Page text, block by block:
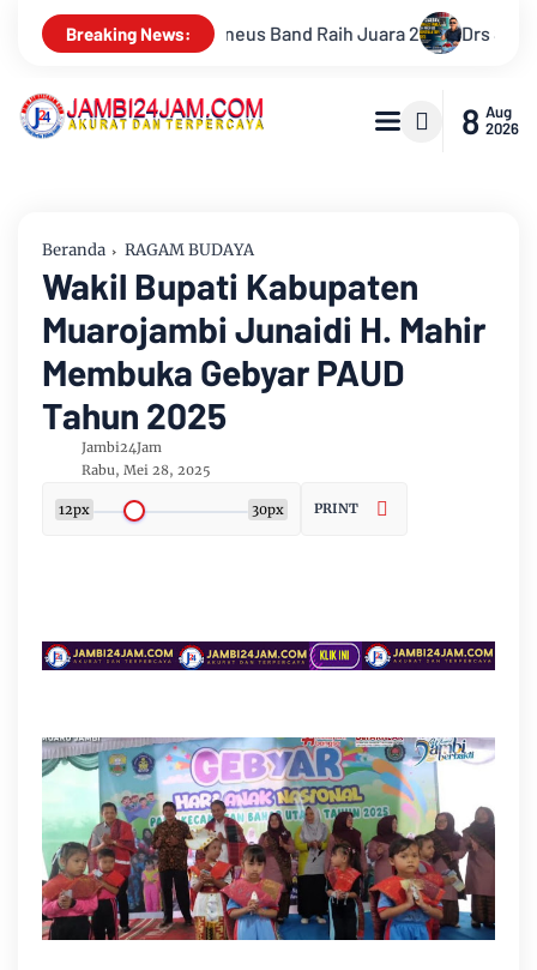
Breaking News:
Siagian, Dari Jurnalis Handal Beralih Profesi Jadi
8 Aug
2026
Beranda RAGAM BUDAYA
Wakil Bupati Kabupaten
Muarojambi Junaidi H. Mahir
Membuka Gebyar PAUD
Tahun 2025
Jambi24Jam
Rabu, Mei 28, 2025
12px 30px PRINT